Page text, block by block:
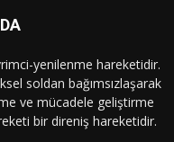
yenilenme hareketidir.
soldan bağımsızlaşarak
ve mücadele geliştirme
bir direniş hareketidir.